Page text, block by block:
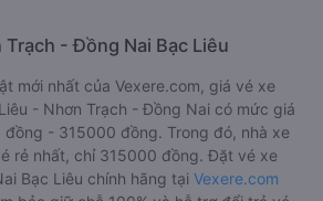
Trạch - Đồng Nai Bạc Liêu
mới nhất của Vexere.com, giá vé xe
- Nhơn Trạch - Đồng Nai có mức giá
- 315000 đồng. Trong đó, nhà xe
rẻ nhất, chỉ 315000 đồng. Đặt vé xe
Bạc Liêu chính hãng tại Vexere.com